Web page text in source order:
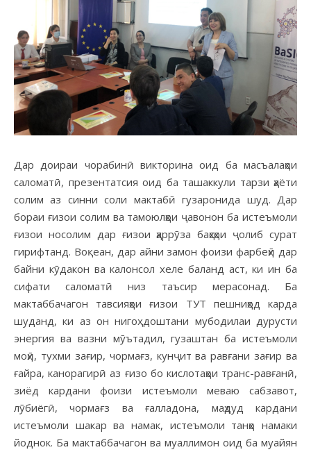
Дар доираи чорабинӣ викторина оид ба масъалаҳои
саломатӣ, презентатсия оид ба ташаккули тарзи ҳаёти
солим аз синни соли мактабӣ гузаронида шуд. Дар
бораи ғизои солим ва тамоюлҳои ҷавонон ба истеъмоли
ғизои носолим дар ғизои ҳаррӯза баҳсҳои ҷолиб сурат
гирифтанд. Воқеан, дар айни замон фоизи фарбеҳӣ дар
байни кӯдакон ва калонсол хеле баланд аст, ки ин ба
сифати саломатӣ низ таъсир мерасонад. Ба
мактаббачагон тавсияҳои ғизои ТУТ пешниҳод карда
шуданд, ки аз он нигоҳ доштани мубодилаи дурусти
энергия ва вазни мӯътадил, гузаштан ба истеъмоли
моҳӣ, тухми зағир, чормағз, кунҷит ва равғани зағир ва
ғайра, канорагирӣ аз ғизо бо кислотаҳои транс-равғанӣ,
зиёд кардани фоизи истеъмоли меваю сабзавот,
лӯбиёгӣ, чормағз ва ғалладона, маҳдуд кардани
истеъмоли шакар ва намак, истеъмоли танҳо намаки
йоднок. Ба мактаббачагон ва муаллимон оид ба муайян